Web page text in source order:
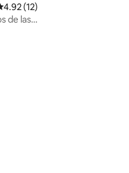
promedio: 4.92 de 5;
4.92 (12)
de las